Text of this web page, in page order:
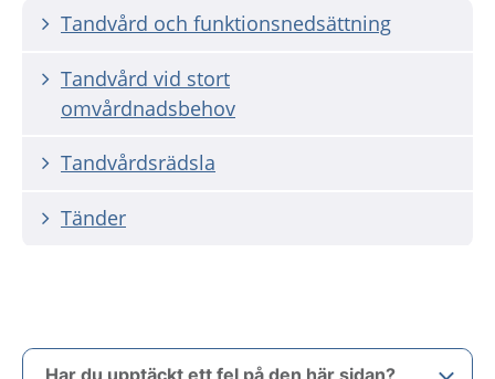
Tandvård och funktionsnedsättning
Tandvård vid stort
omvårdnadsbehov
Tandvårdsrädsla
Tänder
Har du upptäckt ett fel på den här sidan?